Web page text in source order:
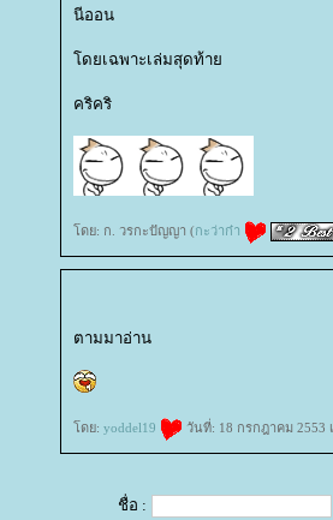
นีออน
ดยเฉพาะเล่มสุดท้า
คริคริ
ดย: ก. วรกะปัญญา (กะว่าก๋า
ตามมาอ่าน
ดย: yoddel19 วันที่: 18 กรกฎาคม 2553
ชื่อ :